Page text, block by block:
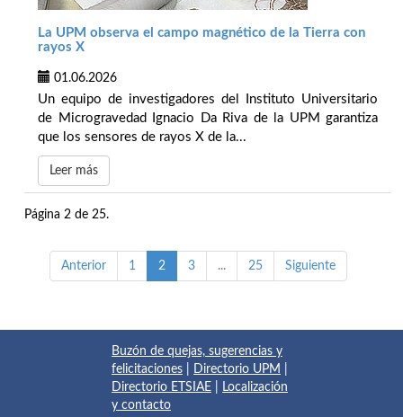
La UPM observa el campo magnético de la Tierra con
rayos X
01.06.2026
Un equipo de investigadores del Instituto Universitario
de Microgravedad Ignacio Da Riva de la UPM garantiza
que los sensores de rayos X de la...
Leer más
Página 2 de 25.
Anterior 1 2 3 ... 25 Siguiente
Buzón de quejas, sugerencias y
felicitaciones
Directorio UPM
Directorio ETSIAE
Localización
y contacto